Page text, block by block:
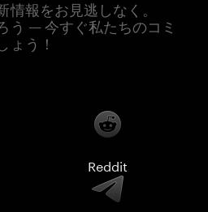
情報をお見逃しなく。
う — 今すぐ私たちのコミ
ょう！
Reddit